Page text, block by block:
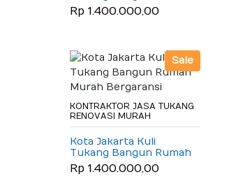
Murah Bergaransi
Rp 1.400.000,00
Sale
KONTRAKTOR JASA TUKANG
RENOVASI MURAH
Kota Jakarta Kuli
Tukang Bangun Rumah
Murah Bergaransi
Rp 1.400.000,00